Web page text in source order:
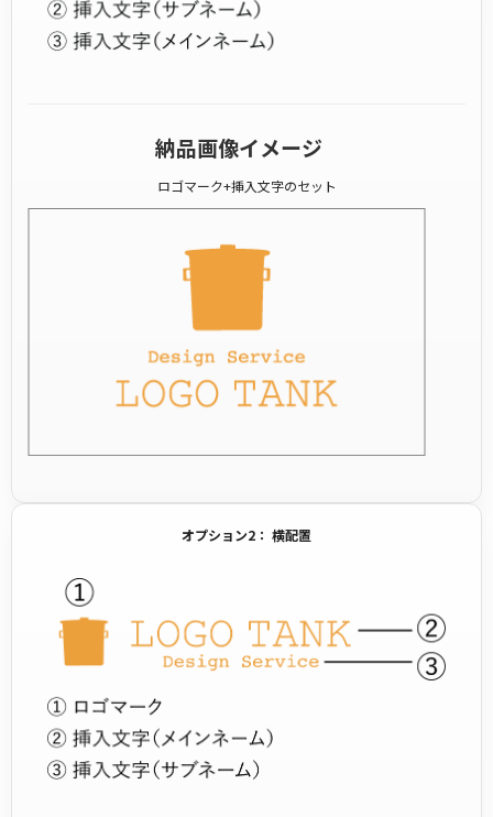
納品画像イメージ
ロゴマーク+挿入文字のセット
オプション2： 横配置